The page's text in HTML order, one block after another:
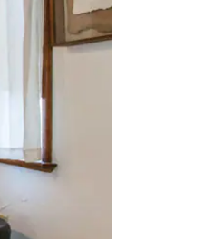
lëvizur ekranin.